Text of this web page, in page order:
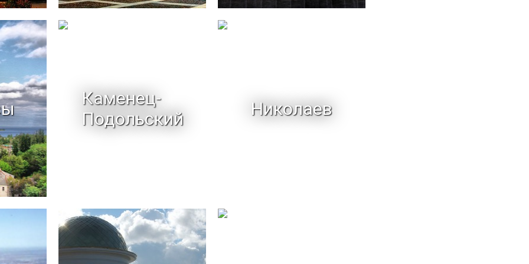
Каменец-
Подольский
Николаев